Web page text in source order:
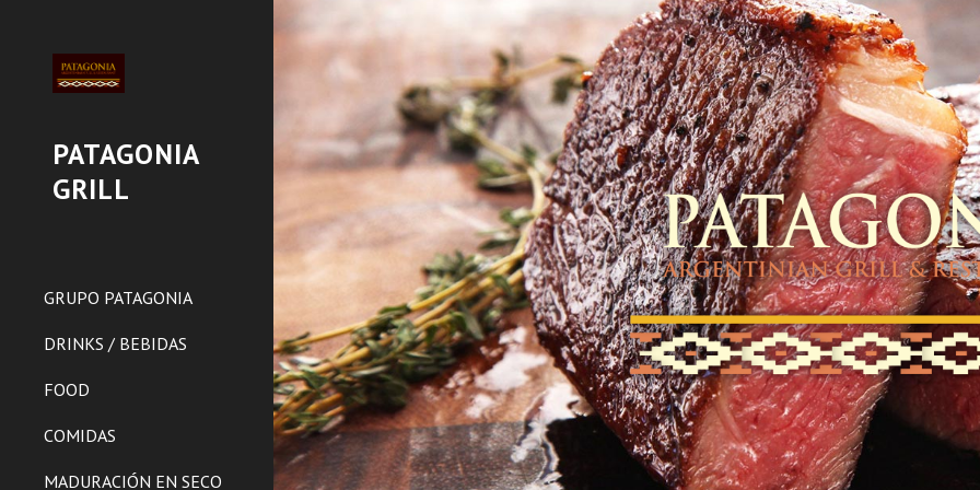
Skip to main content Skip to
PATAGONIA
GRILL
GRUPO PATAGONIA
DRINKS / BEBIDAS
FOOD
COMIDAS
MADURACIÓN EN SECO